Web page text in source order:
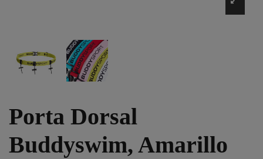
Porta Dorsal
Buddyswim, Amarillo